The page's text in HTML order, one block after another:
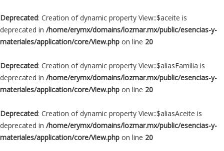
Deprecated: Creation of dynamic property View::$aceite is
deprecated in /home/erymx/domains/lozmar.mx/public/esencias-y-
materiales/application/core/View.php on line 20
Deprecated: Creation of dynamic property View::$aliasFamilia is
deprecated in /home/erymx/domains/lozmar.mx/public/esencias-y-
materiales/application/core/View.php on line 20
Deprecated: Creation of dynamic property View::$aliasAceite is
deprecated in /home/erymx/domains/lozmar.mx/public/esencias-y-
materiales/application/core/View.php on line 20